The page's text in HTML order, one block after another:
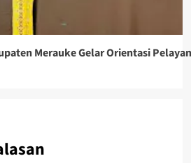
Merauke Gelar Orientasi